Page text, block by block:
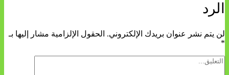
الرد
لن يتم نشر عنوان بريدك الإلكتروني. الحقول الإلزامية مشار إليها بـ
*